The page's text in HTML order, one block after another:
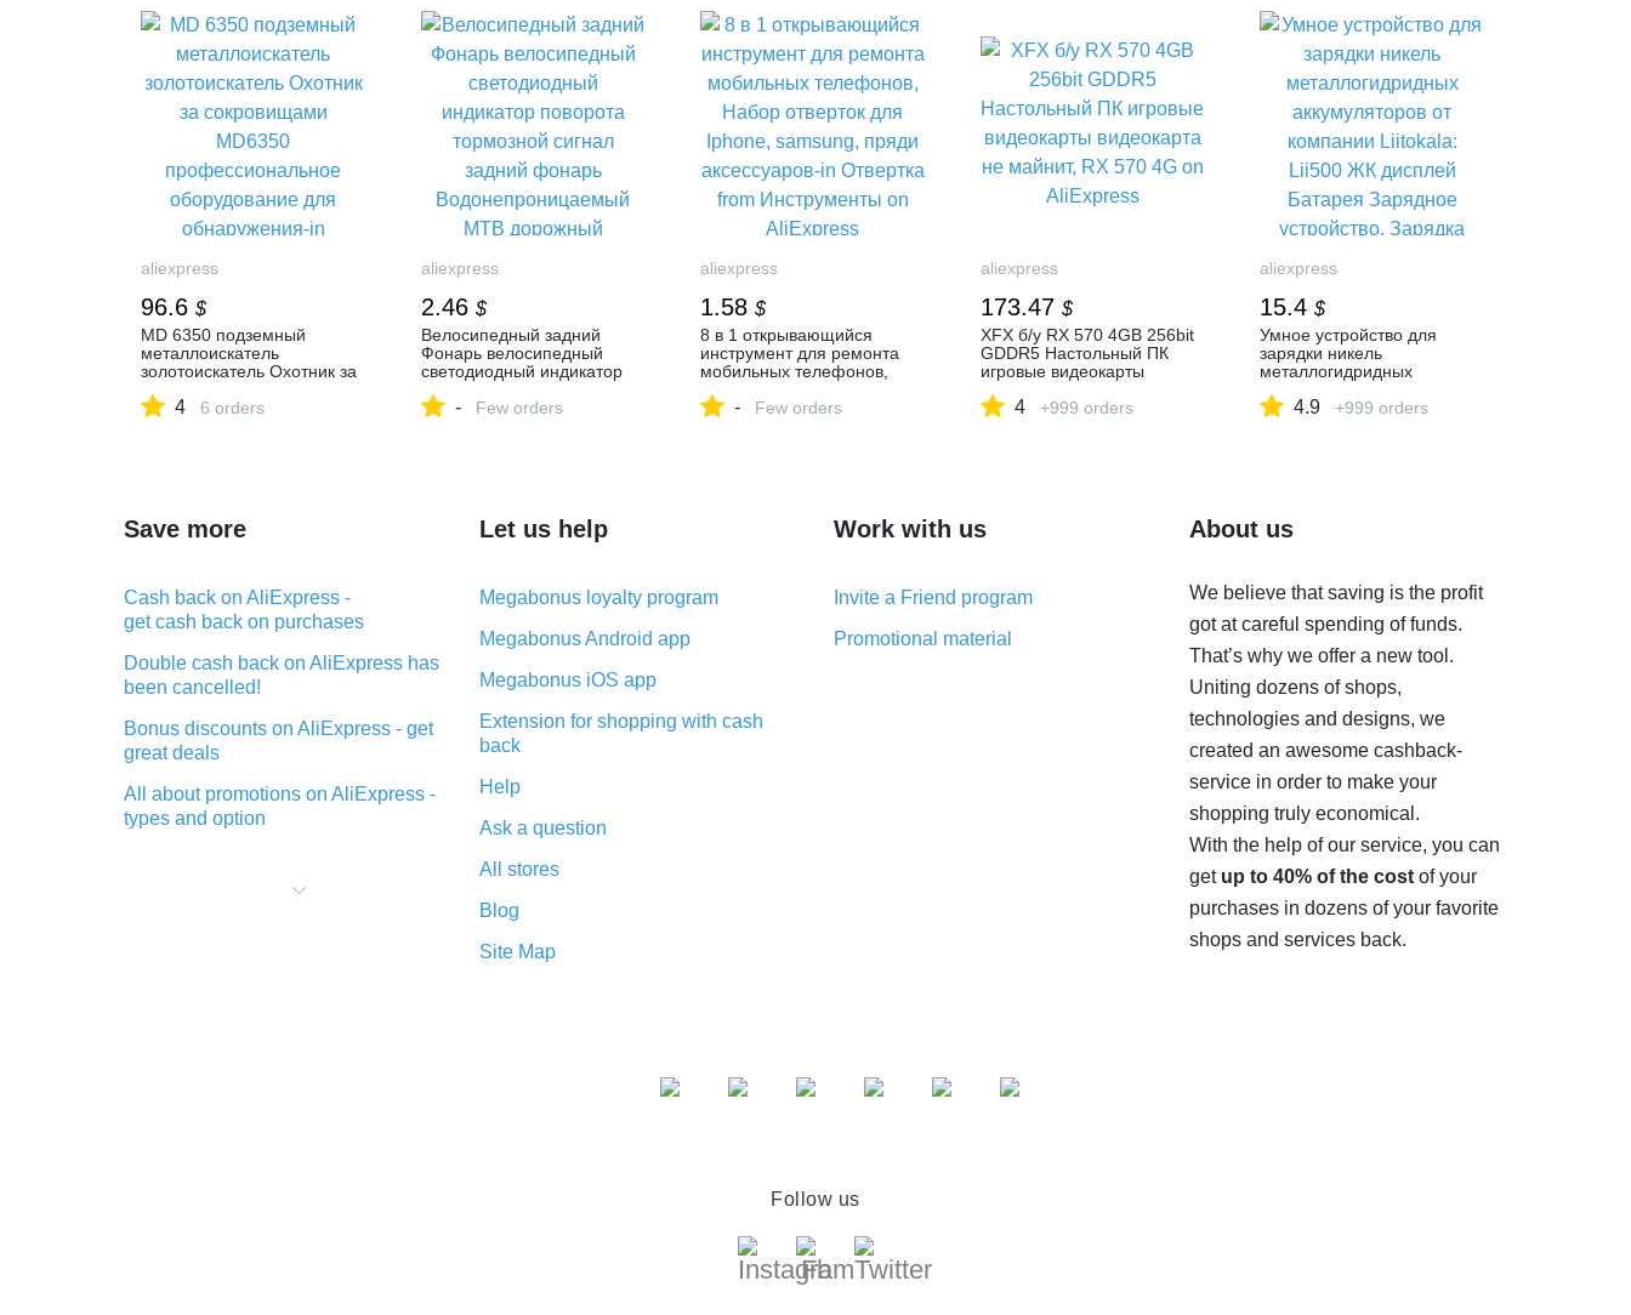
нагревательная трубка 220
В on AliExpress
AliExpress
принадлежности on
AliExpress
aliexpress
96.6 $
MD 6350 подземный
металлоискатель
золотоискатель Охотник за
профессиональное
4 6 orders
aliexpress
2.46 $
Велосипедный задний
Фонарь велосипедный
светодиодный индикатор
задний фонарь
Спорт и развлечения on
AliExpress
- Few orders
aliexpress
1.58 $
8 в 1 открывающийся
инструмент для ремонта
мобильных телефонов,
samsung, пряди
- Few orders
aliexpress
173.47 $
XFX б/у RX 570 4GB 256bit
GDDR5 Настольный ПК
игровые видеокарты
570 4G on AliExpress
4 +999 orders
aliexpress
15.4 $
Умное устройство для
зарядки никель
металлогидридных
Liitokala: Lii500 ЖК дисплей
устройства from Бытовая
4.9 +999 orders
Save more
Cash back on AliExpress -
get cash back on purchases
Double cash back on AliExpress has
been cancelled!
Bonus discounts on AliExpress - get
great deals
All about promotions on AliExpress -
types and option
purchases on AliExpress - short and
Let us help
Megabonus loyalty program
Megabonus Android app
Megabonus iOS app
Extension for shopping with cash
back
Help
Ask a question
All stores
Blog
Site Map
Work with us
Invite a Friend program
Promotional material
About us
We believe that saving is the profit
got at careful spending of funds.
That’s why we offer a new tool.
Uniting dozens of shops,
technologies and designs, we
created an awesome cashback-
service in order to make your
shopping truly economical.
With the help of our service, you can
get up to 40% of the costof your
purchases in dozens of your favorite
shops and services back.
Follow us